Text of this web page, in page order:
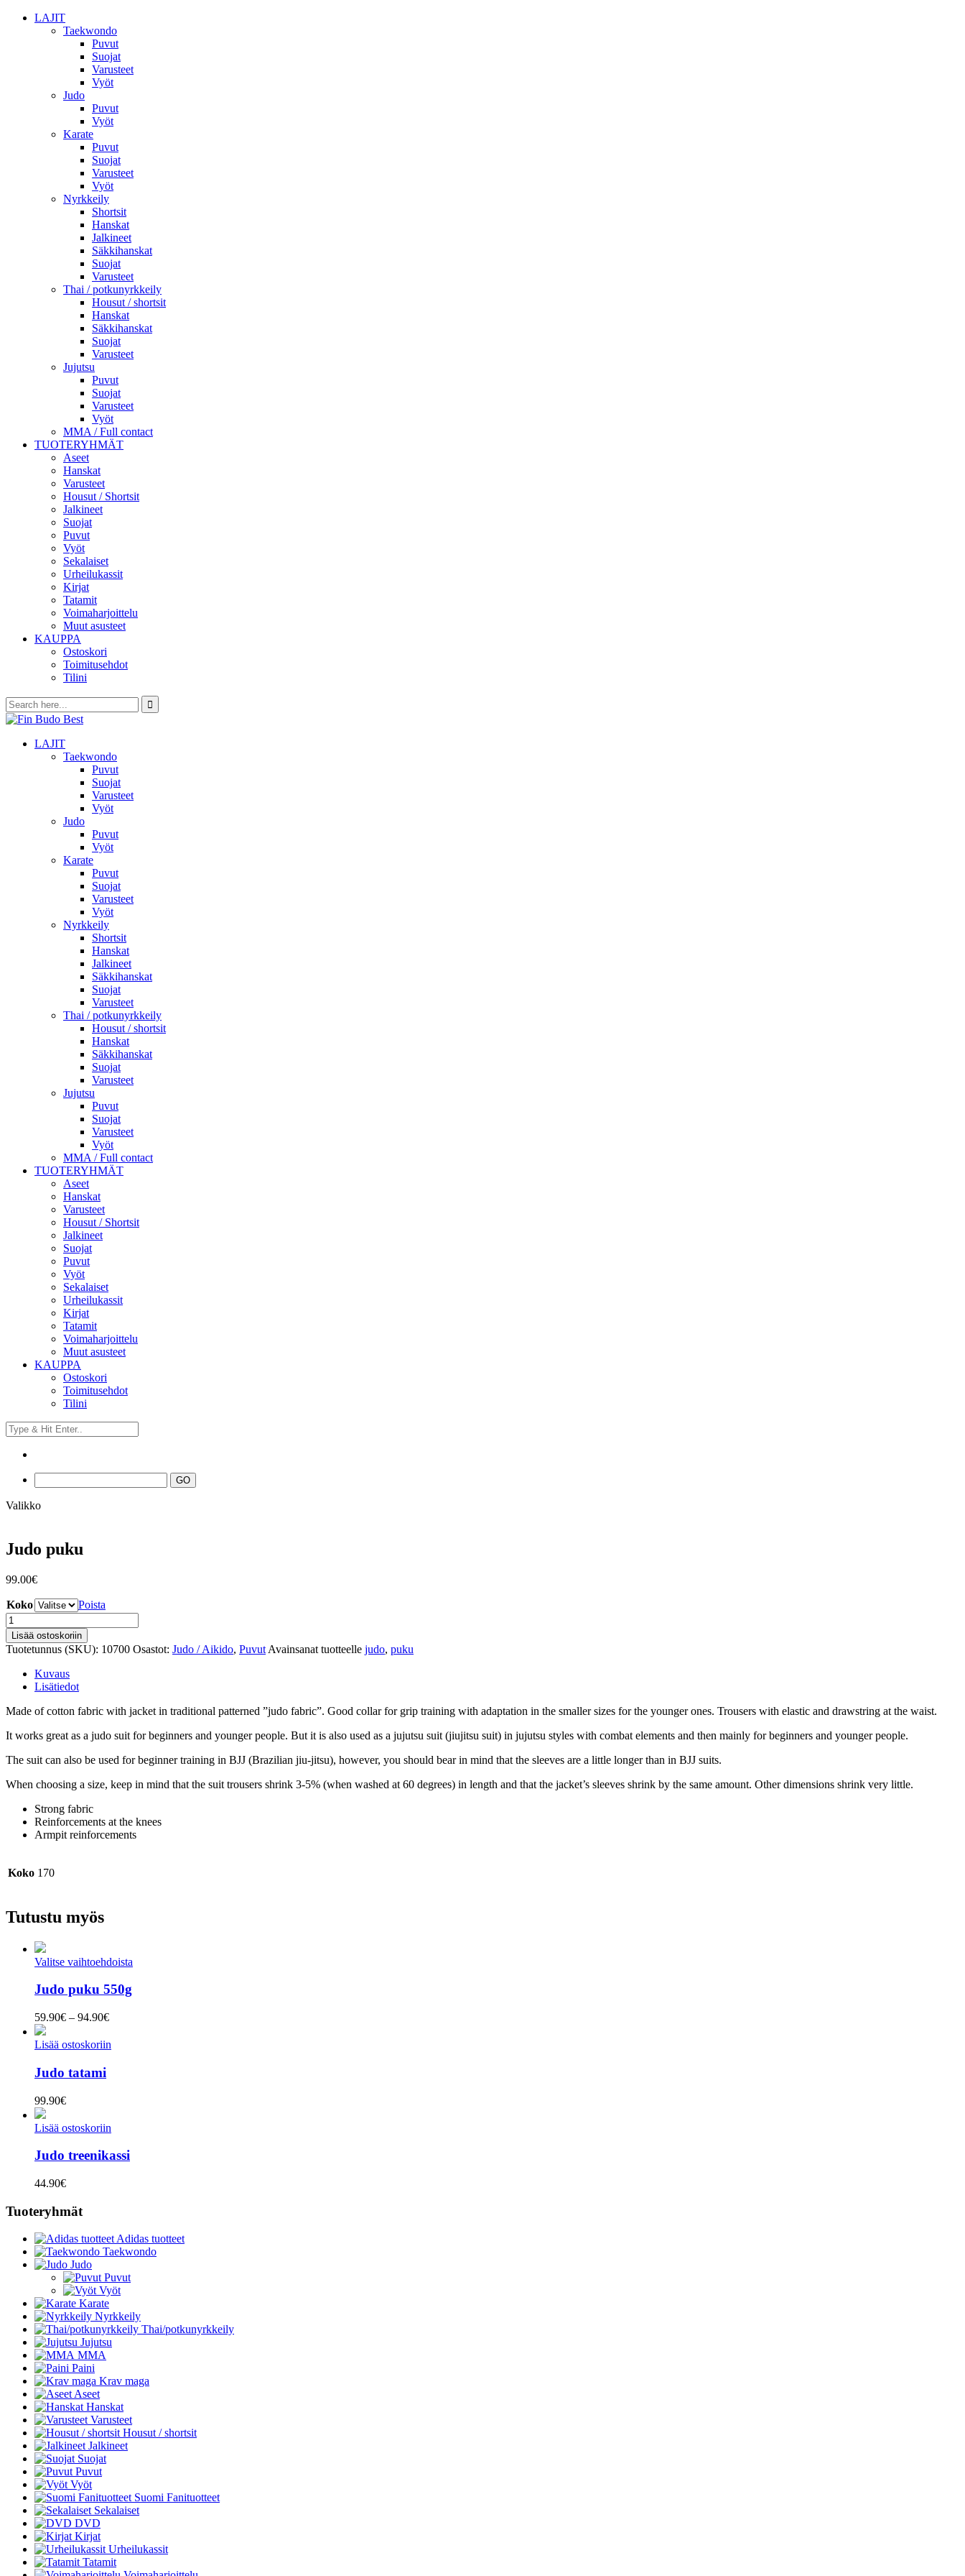
LAJIT
Taekwondo
Puvut
Suojat
Varusteet
Vyöt
Judo
Puvut
Vyöt
Karate
Puvut
Suojat
Varusteet
Vyöt
Nyrkkeily
Shortsit
Hanskat
Jalkineet
Säkkihanskat
Suojat
Varusteet
Thai / potkunyrkkeily
Housut / shortsit
Hanskat
Säkkihanskat
Suojat
Varusteet
Jujutsu
Puvut
Suojat
Varusteet
Vyöt
MMA / Full contact
TUOTERYHMÄT
Aseet
Hanskat
Varusteet
Housut / Shortsit
Jalkineet
Suojat
Puvut
Vyöt
Sekalaiset
Urheilukassit
Kirjat
Tatamit
Voimaharjoittelu
Muut asusteet
KAUPPA
Ostoskori
Toimitusehdot
Tilini
LAJIT
Taekwondo
Puvut
Suojat
Varusteet
Vyöt
Judo
Puvut
Vyöt
Karate
Puvut
Suojat
Varusteet
Vyöt
Nyrkkeily
Shortsit
Hanskat
Jalkineet
Säkkihanskat
Suojat
Varusteet
Thai / potkunyrkkeily
Housut / shortsit
Hanskat
Säkkihanskat
Suojat
Varusteet
Jujutsu
Puvut
Suojat
Varusteet
Vyöt
MMA / Full contact
TUOTERYHMÄT
Aseet
Hanskat
Varusteet
Housut / Shortsit
Jalkineet
Suojat
Puvut
Vyöt
Sekalaiset
Urheilukassit
Kirjat
Tatamit
Voimaharjoittelu
Muut asusteet
KAUPPA
Ostoskori
Toimitusehdot
Tilini
Valikko
Judo puku
99.00€
Koko
Poista
Judo
puku
määrä
Lisää ostoskoriin
Tuotetunnus (SKU): 10700 Osastot: Judo / Aikido, Puvut Avainsanat tuotteelle judo, puku
Kuvaus
Lisätiedot
Made of cotton fabric with jacket in traditional patterned ”judo fabric”. Good collar for grip training with adaptation in the smaller sizes for the younger ones. Trousers with elastic and drawstring at the waist.
It works great as a judo suit for beginners and younger people. But it is also used as a jujutsu suit (jiujitsu suit) in jujutsu styles with combat elements and then mainly for beginners and younger people.
The suit can also be used for beginner training in BJJ (Brazilian jiu-jitsu), however, you should bear in mind that the sleeves are a little longer than in BJJ suits.
When choosing a size, keep in mind that the suit trousers shrink 3-5% (when washed at 60 degrees) in length and that the jacket’s sleeves shrink by the same amount. Other dimensions shrink very little.
Strong fabric
Reinforcements at the knees
Armpit reinforcements
Koko 170
Tutustu myös
Valitse vaihtoehdoista
Judo puku 550g
59.90€ – 94.90€Hintaluokka:
-
Lisää ostoskoriin
Judo tatami
99.90€
Lisää ostoskoriin
Judo treenikassi
44.90€
Tuoteryhmät
Adidas tuotteet
Taekwondo
Judo
Puvut
Vyöt
Karate
Nyrkkeily
Thai/potkunyrkkeily
Jujutsu
MMA
Paini
Krav maga
Aseet
Hanskat
Varusteet
Housut / shortsit
Jalkineet
Suojat
Puvut
Vyöt
Suomi Fanituotteet
Sekalaiset
DVD
Kirjat
Urheilukassit
Tatamit